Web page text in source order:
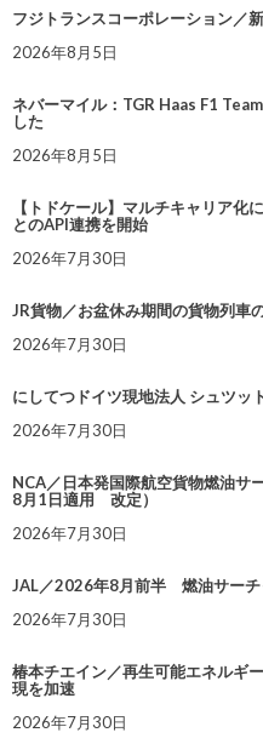
フジトランスコーポレーション／
2026年8月5日
ネバーマイル：TGR Haas F1
した
2026年8月5日
【トドケール】マルチキャリア
とのAPI連携を開始
2026年7月30日
JR貨物／お盆休み期間の貨物列車
2026年7月30日
にしてつドイツ現地法人 シュツッ
2026年7月30日
NCA／日本発国際航空貨物燃油サ
8月1日適用 改定）
2026年7月30日
JAL／2026年8月前半 燃油サーチ
2026年7月30日
椿本チエイン／再生可能エネルギ
現を加速
2026年7月30日